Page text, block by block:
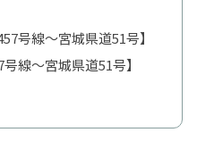
号線～宮城県道51号】
線～宮城県道51号】